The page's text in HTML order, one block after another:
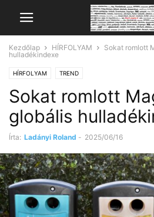
Kezdőlap HÍRFOLYAM
Sokat romlott
hulladékindexe
HÍRFOLYAM TREND
Sokat romlott
globális
Írta: Ladányi Roland - 2025/06/16